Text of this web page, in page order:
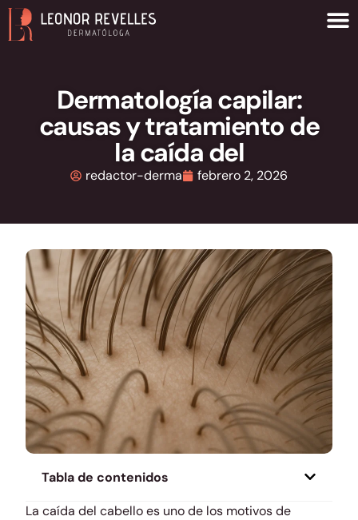
Dermatología capilar:
causas y tratamiento de
la caída del
redactor-derma febrero 2, 2026
Tabla de contenidos
La caída del cabello es uno de los motivos de